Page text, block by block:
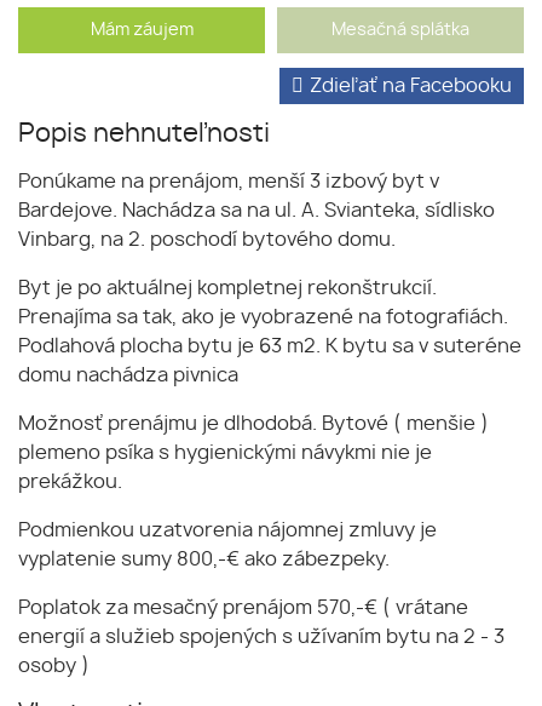
Mám záujem Mesačná splátka
Popis nehnuteľnosti
Zdieľať na Facebooku
Ponúkame na prenájom, menší 3 izbový byt v
Bardejove. Nachádza sa na ul. A. Svianteka, sídlisko
Vinbarg, na 2. poschodí bytového domu.
Byt je po aktuálnej kompletnej rekonštrukcií.
Prenajíma sa tak, ako je vyobrazené na fotografiách.
Podlahová plocha bytu je 63 m2. K bytu sa v suteréne
domu nachádza pivnica
Možnosť prenájmu je dlhodobá. Bytové ( menšie )
plemeno psíka s hygienickými návykmi nie je
prekážkou.
Podmienkou uzatvorenia nájomnej zmluvy je
vyplatenie sumy 800,-€ ako zábezpeky.
Poplatok za mesačný prenájom 570,-€ ( vrátane
energií a služieb spojených s užívaním bytu na 2 - 3
osoby )